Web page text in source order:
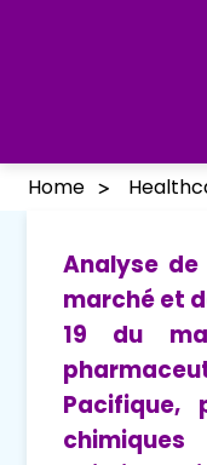
Home
Analyse
marché et
19 du
Pacifique,